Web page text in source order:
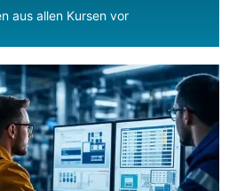
aus allen Kursen vor